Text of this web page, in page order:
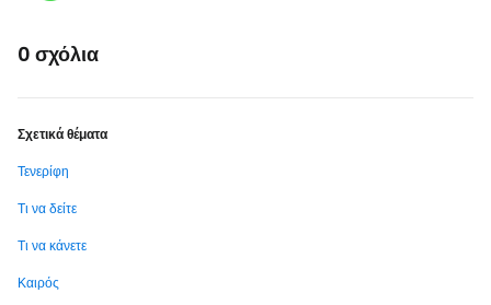
0 σχόλια
Σχετικά θέματα
Τενερίφη
Τι να δείτε
Τι να κάνετε
Καιρός